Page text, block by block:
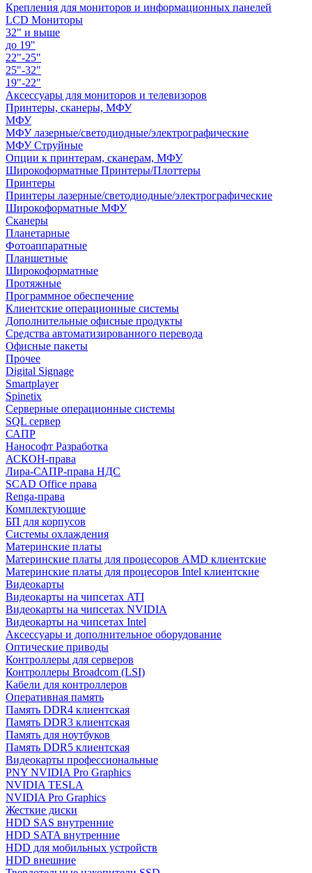
Крепления для мониторов и информационных панелей
LCD Мониторы
32" и выше
до 19"
22"-25"
25"-32"
19"-22"
Аксессуары для мониторов и телевизоров
Принтеры, сканеры, МФУ
МФУ
МФУ лазерные/светодиодные/электрографические
МФУ Струйные
Опции к принтерам, сканерам, МФУ
Широкоформатные Принтеры/Плоттеры
Принтеры
Принтеры лазерные/светодиодные/электрографические
Широкоформатные МФУ
Сканеры
Планетарные
Фотоаппаратные
Планшетные
Широкоформатные
Протяжные
Программное обеспечение
Клиентские операционные системы
Дополнительные офисные продукты
Средства автоматизированного перевода
Офисные пакеты
Прочее
Digital Signage
Smartplayer
Spinetix
Серверные операционные системы
SQL сервер
САПР
Нанософт Разработка
АСКОН-права
Лира-САПР-права НДС
SCAD Office права
Renga-права
Комплектующие
БП для корпусов
Системы охлаждения
Материнские платы
Материнские платы для процесоров AMD клиентские
Материнские платы для процесоров Intel клиентские
Видеокарты
Видеокарты на чипсетах ATI
Видеокарты на чипсетах NVIDIA
Видеокарты на чипсетах Intel
Аксессуары и дополнительное оборудование
Оптические приводы
Контроллеры для серверов
Контроллеры Broadcom (LSI)
Кабели для контроллеров
Оперативная память
Память DDR4 клиентская
Память DDR3 клиентская
Память для ноутбуков
Память DDR5 клиентская
Видеокарты профессиональные
PNY NVIDIA Pro Graphics
NVIDIA TESLA
NVIDIA Pro Graphics
Жесткие диски
HDD SAS внутренние
HDD SATA внутренние
HDD для мобильных устройств
HDD внешние